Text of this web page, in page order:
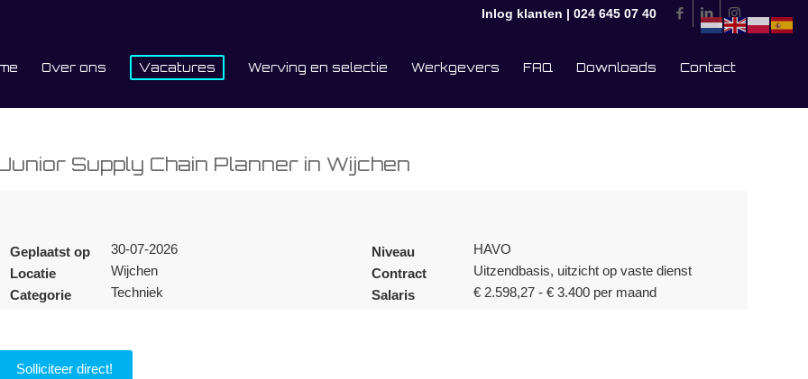
Inlog klanten | 024 645 07 40
Over ons Vacatures Werving en selectie Werkgevers FAQ Downloads Contact
Supply Chain Planner in Wijchen
Geplaatst op
30-07-2026
Locatie
Wijchen
Categorie
Techniek
Niveau
HAVO
Contract
Uitzendbasis, uitzicht op vaste dienst
Salaris
€ 2.598,27 - € 3.400 per maand
Solliciteer direct!